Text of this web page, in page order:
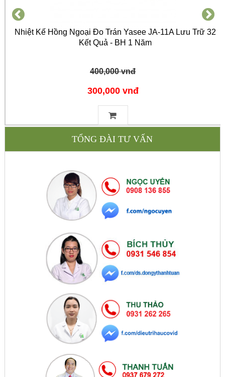
Nhiệt Kế Hồng Ngoại Đo Trán Yasee JA-11A Lưu Trữ 32
Kết Quả - BH 1 Năm
400,000 vnđ
300,000 vnđ
TỔNG ĐÀI TƯ VẤN